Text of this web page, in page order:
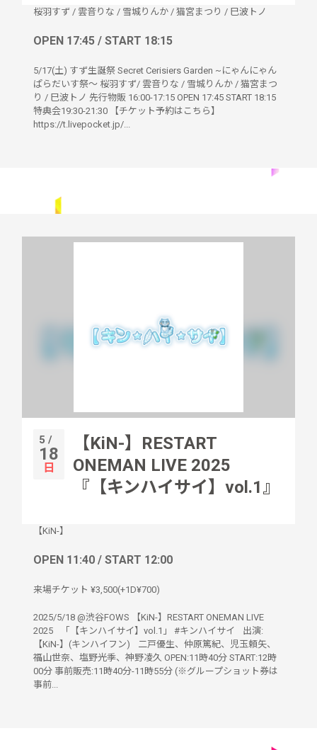
桜羽すず / 雲音りな / 雪城りんか / 猫宮まつり / 巳波トノ
OPEN 17:45 / START 18:15
5/17(土) すず生誕祭 Secret Cerisiers Garden ~にゃんにゃん
ぱらだいす祭〜 桜羽すず/ 雲音りな / 雪城りんか / 猫宮まつ
り / 巳波トノ 先行物販 16:00-17:15 OPEN 17:45 START 18:15
特典会19:30-21:30 【チケット予約はこちら】
https://t.livepocket.jp/...
5 /
18
日
【KiN-】RESTART
ONEMAN LIVE 2025
『【キンハイサイ】vol.1』
【KiN-】
OPEN 11:40 / START 12:00
来場チケット ¥3,500(+1D¥700)
2025/5/18 @渋谷FOWS 【KiN-】RESTART ONEMAN LIVE
2025 「【キンハイサイ】vol.1」 #キンハイサイ 出演:
【KiN-】(キンハイフン) 二戸優生、仲原篤紀、児玉頼矢、
福山世奈、塩野光季、神野凌久 OPEN:11時40分 START:12時
00分 事前販売:11時40分-11時55分 (※グループショット券は
事前...